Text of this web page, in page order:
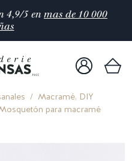
4,9/5 en mas de 10 000
Macramé, DIY
para macramé